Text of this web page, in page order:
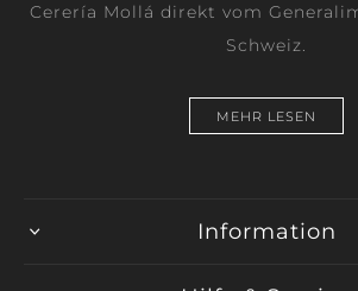
Cerería Mollá direkt vom
Schweiz.
MEHR LESEN
Information